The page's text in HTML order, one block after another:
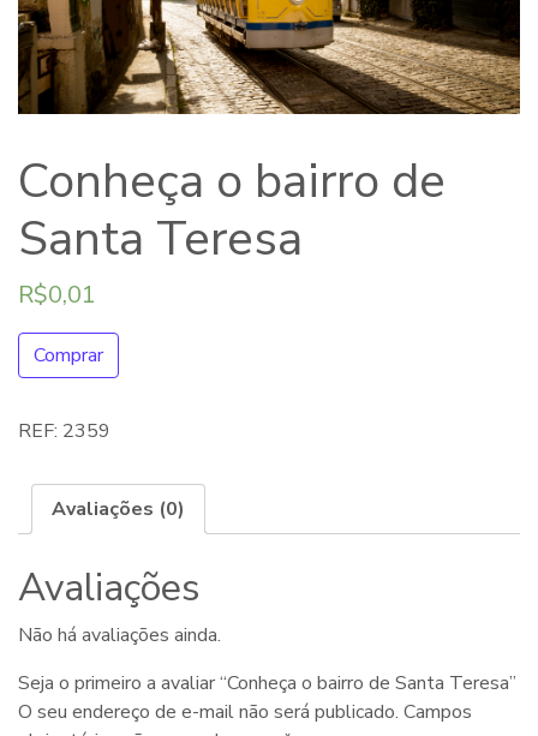
Conheça o bairro de
Santa Teresa
R$0,01
Comprar
REF: 2359
Avaliações (0)
Avaliações
Não há avaliações ainda.
Seja o primeiro a avaliar “Conheça o bairro de Santa Teresa”
O seu endereço de e-mail não será publicado. Campos